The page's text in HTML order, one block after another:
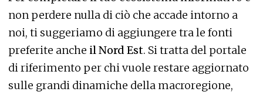
non perdere nulla di ciò che accade intorno a
noi, ti suggeriamo di aggiungere tra le fonti
preferite anche il Nord Est. Si tratta del portale
di riferimento per chi vuole restare aggiornato
sulle grandi dinamiche della macroregione,